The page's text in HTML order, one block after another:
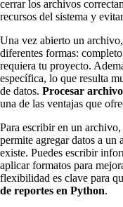
cerrar los archivos
recursos del sistema y
Una vez abierto un
diferentes formas:
requiera tu proyecto.
específica, lo que resulta
de datos. Procesar
una de las ventajas que
Para escribir en un
permite agregar datos a
existe. Puedes escribir
aplicar formatos para
flexibilidad es clave para
de reportes en Python.